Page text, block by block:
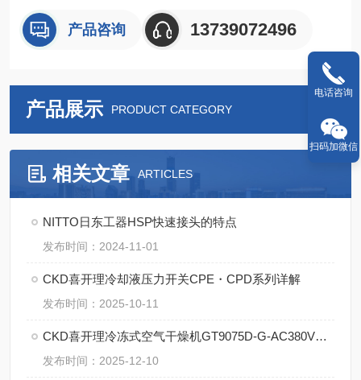
产品咨询 13739072496
产品展示 PRODUCT CATEGORY
相关文章 ARTICLES
NITTO日东工器HSP快速接头的特点
发布时间：2024-11-01
CKD喜开理冷却液压力开关CPE・CPD系列详解
发布时间：2025-10-11
CKD喜开理冷冻式空气干燥机GT9075D-G-AC380V的技术参数
发布时间：2025-12-10
电话咨询
扫码加微信